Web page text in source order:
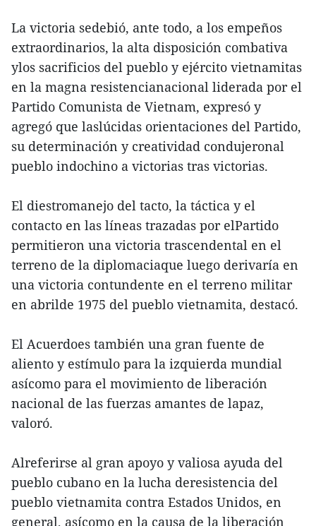
La victoria sedebió, ante todo, a los empeños
extraordinarios, la alta disposición combativa
ylos sacrificios del pueblo y ejército vietnamitas
en la magna resistencianacional liderada por el
Partido Comunista de Vietnam, expresó y
agregó que laslúcidas orientaciones del Partido,
su determinación y creatividad condujeronal
pueblo indochino a victorias tras victorias.
El diestromanejo del tacto, la táctica y el
contacto en las líneas trazadas por elPartido
permitieron una victoria trascendental en el
terreno de la diplomaciaque luego derivaría en
una victoria contundente en el terreno militar
en abrilde 1975 del pueblo vietnamita, destacó.
El Acuerdoes también una gran fuente de
aliento y estímulo para la izquierda mundial
asícomo para el movimiento de liberación
nacional de las fuerzas amantes de lapaz,
valoró.
Alreferirse al gran apoyo y valiosa ayuda del
pueblo cubano en la lucha deresistencia del
pueblo vietnamita contra Estados Unidos, en
general, asícomo en la causa de la liberación